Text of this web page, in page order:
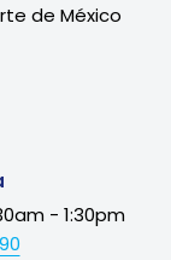
de México
- 1:30pm